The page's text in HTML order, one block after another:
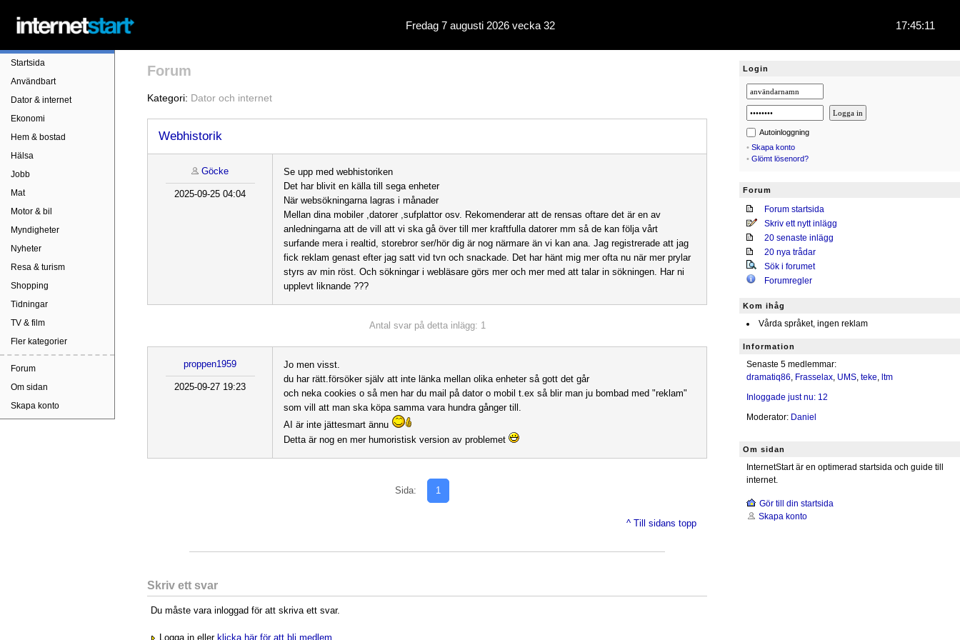
Fredag 7 augusti 2026 vecka 32 17:45:11
Startsida
Användbart
Dator & internet
Ekonomi
Hem & bostad
Hälsa
Jobb
Mat
Motor & bil
Myndigheter
Nyheter
Resa & turism
Shopping
Tidningar
TV & film
Fler kategorier
Forum
Om sidan
Skapa konto
Forum
Kategori: Dator och internet
Webhistorik
Göcke
2025-09-25 04:04
Se upp med webhistoriken
Det har blivit en källa till sega enheter
När websökningarna lagras i månader
Mellan dina mobiler ,datorer ,sufplattor osv. Rekomenderar att de rensas oftare det är en av
anledningarna att de vill att vi ska gå över till mer kraftfulla datorer mm så de kan följa vårt
surfande mera i realtid, storebror ser/hör dig är nog närmare än vi kan ana. Jag registrerade att jag
fick reklam genast efter jag satt vid tvn och snackade. Det har hänt mig mer ofta nu när mer prylar
styrs av min röst. Och sökningar i webläsare görs mer och mer med att talar in sökningen. Har ni
upplevt liknande ???
Antal svar på detta inlägg: 1
proppen1959
2025-09-27 19:23
Jo men visst.
du har rätt.försöker själv att inte länka mellan olika enheter så gott det går
och neka cookies o så men har du mail på dator o mobil t.ex så blir man ju bombad med "reklam"
som vill att man ska köpa samma vara hundra gånger till.
AI är inte jättesmart ännu
Detta är nog en mer humoristisk version av problemet
Sida: 1
^ Till sidans topp
Skriv ett svar
Du måste vara inloggad för att skriva ett svar.
Logga in eller klicka här för att bli medlem
Login
Autoinloggning
• Skapa konto
• Glömt lösenord?
Forum
Forum startsida
Skriv ett nytt inlägg
20 senaste inlägg
20 nya trådar
Sök i forumet
Forumregler
Kom ihåg
Vårda språket, ingen reklam
Information
Senaste 5 medlemmar:
dramatiq86, Frasselax, UMS, teke, ltm
Inloggade just nu: 12
Moderator: Daniel
Om sidan
InternetStart är en optimerad startsida och guide till
internet.
Gör till din startsida
Skapa konto